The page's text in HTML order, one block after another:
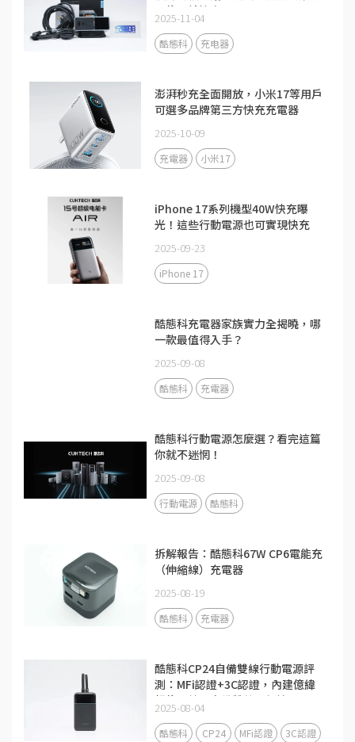
全能一站搞定
2025-11-04
酷態科 充电器
澎湃秒充全面開放，小米17等用戶
可選多品牌第三方快充充電器
2025-10-09
充電器 小米17
iPhone 17系列機型40W快充曝
光！這些行動電源也可實現快充
2025-09-23
iPhone 17
酷態科充電器家族實力全揭曉，哪
一款最值得入手？
2025-09-08
酷態科 充電器
酷態科行動電源怎麼選？看完這篇
你就不迷惘！
2025-09-08
行動電源 酷態科
拆解報告：酷態科67W CP6電能充
（伸縮線）充電器
2025-08-19
酷態科 充電器
酷態科CP24自備雙線行動電源評
測：MFi認證+3C認證，內建億緯
鋰能電芯，自備雙線更便攜
2025-08-04
酷態科 CP24 MFi認證 3C認證